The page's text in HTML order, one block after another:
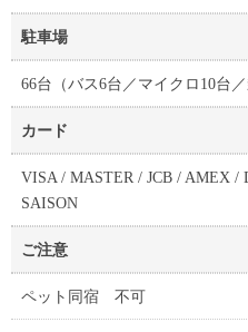
駐車場
66台（バス6台／マイクロ10台
カード
VISA / MASTER / JCB / AMEX /
SAISON
ご注意
ペット同宿 不可